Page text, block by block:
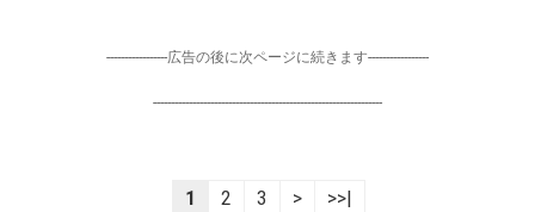
-----------------広告の後に次ページに続きます-----------------
----------------------------------------------------------------
1 2 3 > >>|